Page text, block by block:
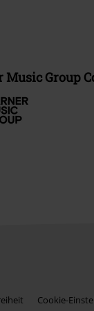
Music Group
Cookie-